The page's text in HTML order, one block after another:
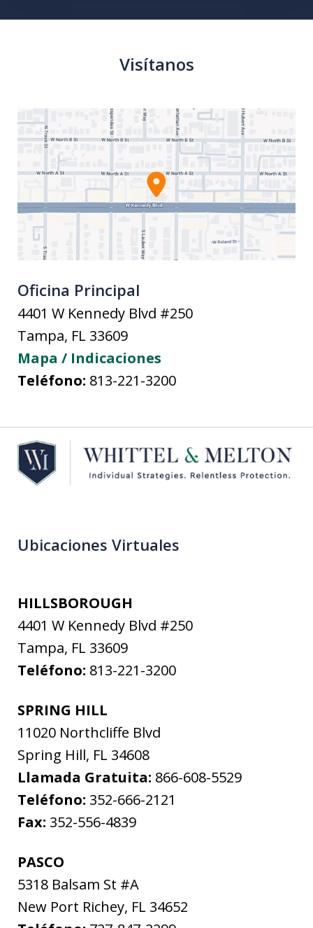
Visítanos
Oficina Principal
4401 W Kennedy Blvd #250
Tampa, FL 33609
Mapa / Indicaciones
Teléfono: 813-221-3200
Ubicaciones Virtuales
HILLSBOROUGH
4401 W Kennedy Blvd #250
Tampa, FL 33609
Teléfono: 813-221-3200
SPRING HILL
11020 Northcliffe Blvd
Spring Hill, FL 34608
Llamada Gratuita: 866-608-5529
Teléfono: 352-666-2121
Fax: 352-556-4839
PASCO
5318 Balsam St #A
New Port Richey, FL 34652